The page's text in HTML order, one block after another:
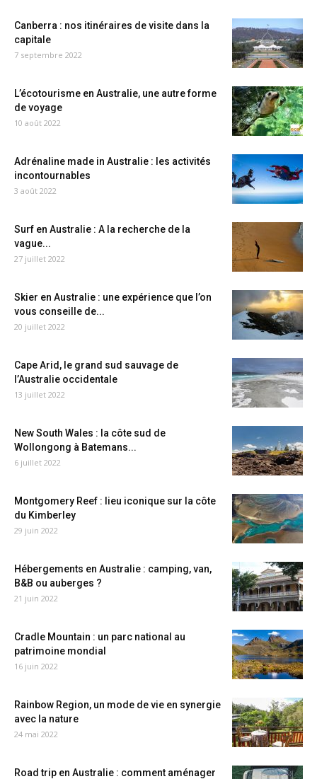
Canberra : nos itinéraires de visite dans la
capitale
7 septembre 2022
L’écotourisme en Australie, une autre forme
de voyage
10 août 2022
Adrénaline made in Australie : les activités
incontournables
3 août 2022
Surf en Australie : A la recherche de la
vague...
27 juillet 2022
Skier en Australie : une expérience que l’on
vous conseille de...
20 juillet 2022
Cape Arid, le grand sud sauvage de
l’Australie occidentale
13 juillet 2022
New South Wales : la côte sud de
Wollongong à Batemans...
6 juillet 2022
Montgomery Reef : lieu iconique sur la côte
du Kimberley
29 juin 2022
Hébergements en Australie : camping, van,
B&B ou auberges ?
21 juin 2022
Cradle Mountain : un parc national au
patrimoine mondial
16 juin 2022
Rainbow Region, un mode de vie en synergie
avec la nature
24 mai 2022
Road trip en Australie : comment aménager